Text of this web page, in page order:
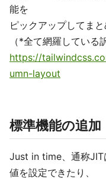
能を
ピックアップしてま
（*全て網羅している
https://
umn-layout
標準機能の追加
Just in time、通称JIT
値を設定できたり、